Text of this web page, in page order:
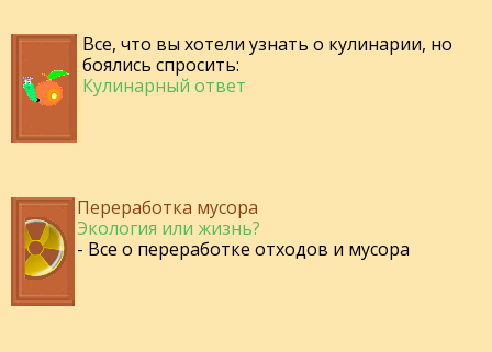
Все, что вы хотели узнать о кулинарии, но
боялись спросить:
Кулинарный ответ
Переработка мусора
Экология или жизнь?
- Все о переработке отходов и мусора